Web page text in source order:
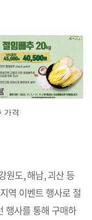
가격
원도, 해남, 괴산 등
역 이벤트 행사로 절
행사를 통해 구매하